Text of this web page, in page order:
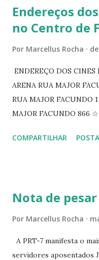
Endereços
no Centro de
Por Marcellus Rocha
ENDEREÇO DOS
ARENA RUA MAJOR
RUA MAJOR FACUNDO
MAJOR FACUNDO 866
PEIXOTO 1307 ☆CINE
☆CINE VIP CLUBE RUA
COMPARTILHAR
Nota de pesar
Por Marcellus Rocha
A PRT-7 manifesta o
servidores aposentados